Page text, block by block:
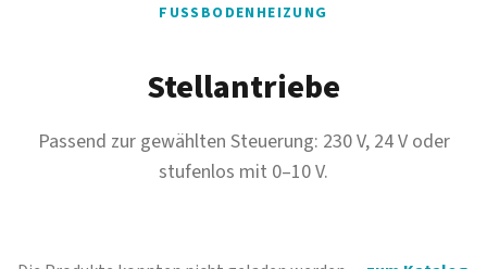
FUSSBODENHEIZUNG
Stellantriebe
Passend zur gewählten Steuerung: 230 V, 24 V oder
stufenlos mit 0–10 V.